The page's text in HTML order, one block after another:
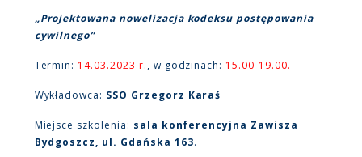
„Projektowana nowelizacja kodeksu postępowania
cywilnego”
Termin: 14.03.2023 r., w godzinach: 15.00-19.00.
Wykładowca: SSO Grzegorz Karaś
Miejsce szkolenia: sala konferencyjna Zawisza
Bydgoszcz, ul. Gdańska 163.